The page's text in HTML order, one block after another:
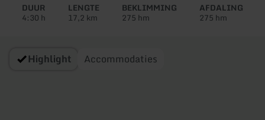
DUUR
4:30 h
LENGTE
17,2 km
BEKLIMMING
275 hm
AFDALING
275 hm
Highlight Accommodaties